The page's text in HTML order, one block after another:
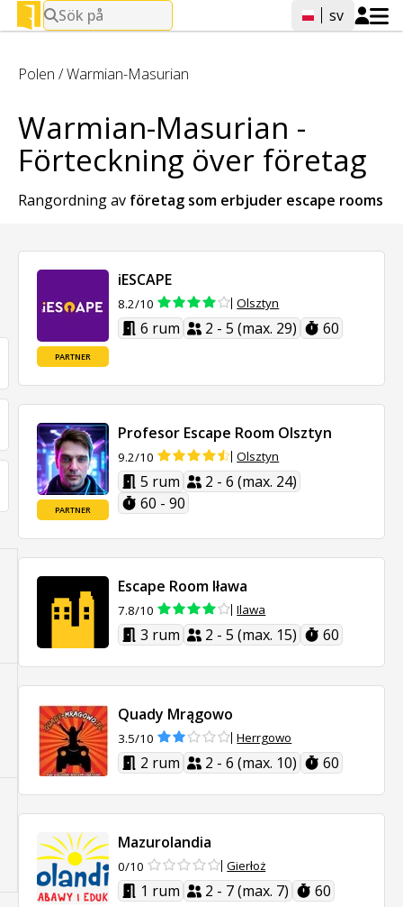
Sök på sv
Polen /Warmian-Masurian
Warmian-Masurian -
Förteckning över företag
Rangordning av företag som erbjuder escape rooms
PARTNER
iESCAPE
8.2/10 Olsztyn
6 rum 2 - 5 (max. 29) 60
PARTNER
Profesor Escape Room Olsztyn
9.2/10 Olsztyn
5 rum
2 - 6 (max. 24)
60 - 90
Escape Room Iława
7.8/10 Ilawa
3 rum 2 - 5 (max. 15) 60
Quady Mrągowo
3.5/10 Herrgowo
2 rum 2 - 6 (max. 10) 60
Mazurolandia
0/10 Gierłoż
1 rum 2 - 7 (max. 7) 60